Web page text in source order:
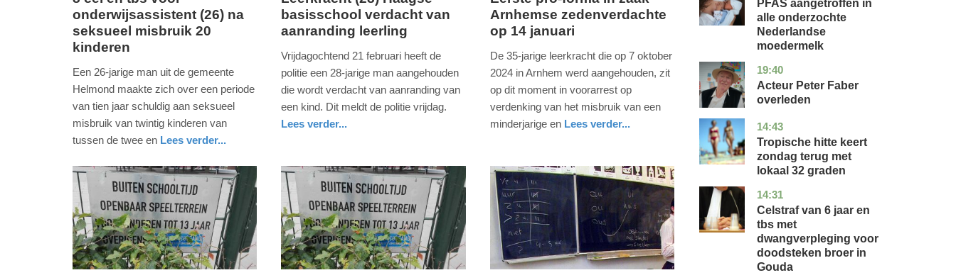
vrijdag,
13.
februari
2026
-
15:38
02-
2026
17:20
onderwijsassistent (26) na
seksueel misbruik 20
kinderen
Een 26-jarige man uit de gemeente
Helmond maakte zich over een periode
van tien jaar schuldig aan seksueel
misbruik van twintig kinderen van
tussen de twee en Lees verder...
brabant
vrijdag,
21.
2025
-
04-
2025
09:10
basisschool verdacht van
aanranding leerling
Vrijdagochtend 21 februari heeft de
politie een 28-jarige man aangehouden
die wordt verdacht van aanranding van
een kind. Dit meldt de politie vrijdag.
Lees verder...
woensdag,
8.
15:29
Update:
04-
2025
09:10
Arnhemse zedenverdachte
op 14 januari
De 35-jarige leerkracht die op 7 oktober
2024 in Arnhem werd aangehouden, zit
op dit moment in voorarrest op
verdenking van het misbruik van een
minderjarige en Lees verder...
PFAS aangetroffen in
alle onderzochte
Nederlandse
moedermelk
19:40
noord-
holland
glossy
Acteur Peter Faber
overleden
14:43
utrecht
nieuws
Tropische hitte keert
zondag terug met
lokaal 32 graden
14:31
zuid-
holland
nieuws
Celstraf van 6 jaar en
tbs met
dwangverpleging voor
doodsteken broer in
Gouda